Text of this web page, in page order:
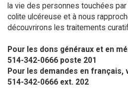
la vie des personnes touchées par
colite ulcéreuse et à nous
découvrirons les traitements
Pour les dons généraux et en
514-342-0666 poste 201​
Pour les demandes en français,
514-342-0666 ext. 202